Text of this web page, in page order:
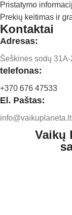
Pristatymo
Prekių keitimas ir
Kontaktai
Adresas:
Šeškinės sodų
telefonas:
+370 676 47533
El. Paštas:
info@vaikuplaneta.lt
Vaikų